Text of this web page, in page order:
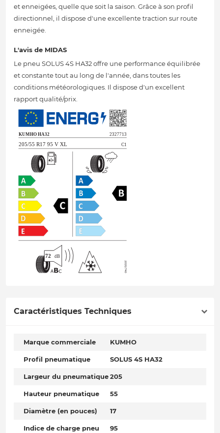
et enneigées, quelle que soit la saison. Grâce à son profil
directionnel, il dispose d'une excellente traction sur route
enneigée.
L'avis de MIDAS
Le pneu SOLUS 4S HA32 offre une performance équilibrée
et constante tout au long de l'année, dans toutes les
conditions météorologiques. Il dispose d'un excellent
rapport qualité/prix.
Caractéristiques Techniques
Marque commerciale KUMHO
Profil pneumatique SOLUS 4S HA32
Largeur du pneumatique205
Hauteur pneumatique 55
Diamètre (en pouces) 17
Indice de charge pneu 95